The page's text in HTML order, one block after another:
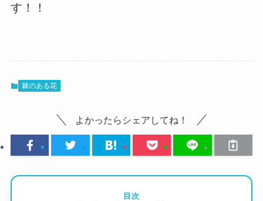
す！！
棘のある花
よかったらシェアしてね！
目次